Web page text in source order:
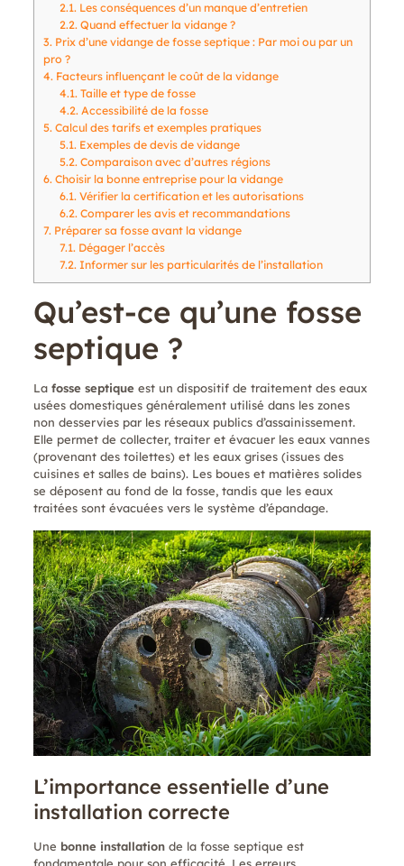
2.1. Les conséquences d’un manque d’entretien
2.2. Quand effectuer la vidange ?
3.Prix d’une vidange de fosse septique : Par moi ou par un
pro ?
4.Facteurs influençant le coût de la vidange
4.1. Taille et type de fosse
4.2. Accessibilité de la fosse
5.Calcul des tarifs et exemples pratiques
5.1. Exemples de devis de vidange
5.2. Comparaison avec d’autres régions
6.Choisir la bonne entreprise pour la vidange
6.1. Vérifier la certification et les autorisations
6.2. Comparer les avis et recommandations
7.Préparer sa fosse avant la vidange
7.1. Dégager l’accès
7.2. Informer sur les particularités de l’installation
Qu’est-ce qu’une fosse
septique ?
La fosse septiqueest un dispositif de traitement des eaux
usées domestiques généralement utilisé dans les zones
non desservies par les réseaux publics d’assainissement.
Elle permet de collecter, traiter et évacuer les eaux vannes
(provenant des toilettes) et les eaux grises (issues des
cuisines et salles de bains). Les boues et matières solides
se déposent au fond de la fosse, tandis que les eaux
traitées sont évacuées vers le système d’épandage.
L’importance essentielle d’une
installation correcte
Une bonne installationde la fosse septique est
fondamentale pour son efficacité. Les erreurs